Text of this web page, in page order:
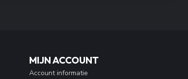
MIJN ACCOUNT
Account informatie